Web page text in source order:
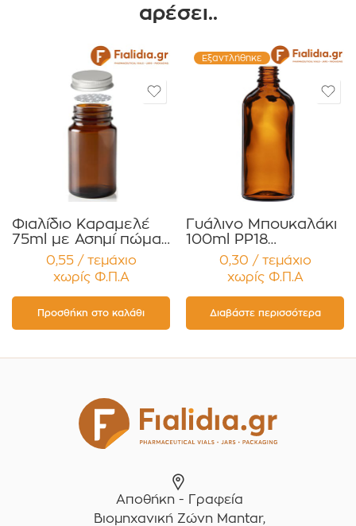
αρέσει..
Φιαλίδιο Καραμελέ
75ml με Ασημί πώμα
Αλουμ. για Χάπια ,
Βιταμίνες
Συμπληρώματα
Διατροφής
Συσκευασία 12
τεμαχίων
0,55 / τεμάχιο
χωρίς Φ.Π.Α
Προσθήκη στο καλάθι
Εξαντλήθηκε
Γυάλινο Μπουκαλάκι
100ml PP18
Καραμελέ για
Αιθέρια Έλαια ,
Βάμματα , Αρώματα
Συσκευασία 12
τεμαχίων
0,30 / τεμάχιο
χωρίς Φ.Π.Α
Διαβάστε περισσότερα
Αποθήκη - Γραφεία
Βιομηχανική Ζώνη Mantar,